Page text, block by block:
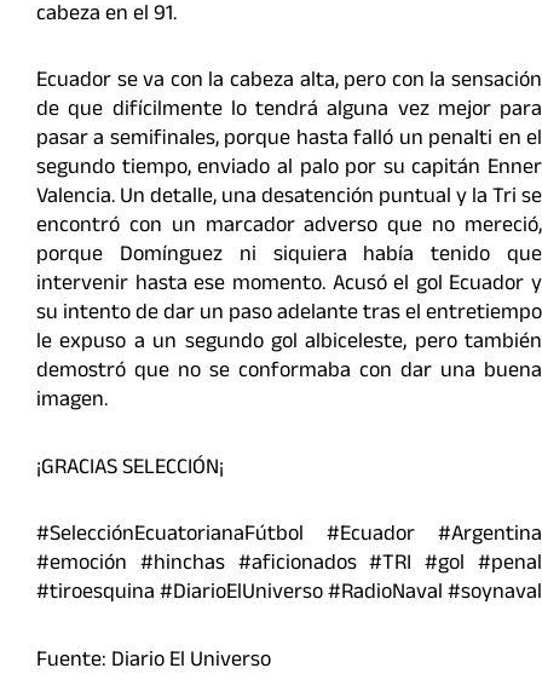
cabeza en el 91.
Ecuador se va con la cabeza alta, pero con la sensación
de que difícilmente lo tendrá alguna vez mejor para
pasar a semifinales, porque hasta falló un penalti en el
segundo tiempo, enviado al palo por su capitán Enner
Valencia. Un detalle, una desatención puntual y la Tri se
encontró con un marcador adverso que no mereció,
porque Domínguez ni siquiera había tenido que
intervenir hasta ese momento. Acusó el gol Ecuador y
su intento de dar un paso adelante tras el entretiempo
le expuso a un segundo gol albiceleste, pero también
demostró que no se conformaba con dar una buena
imagen.
¡GRACIAS SELECCIÓN¡
#SelecciónEcuatorianaFútbol #Ecuador #Argentina
#emoción #hinchas #aficionados #TRI #gol #penal
#tiroesquina #DiarioElUniverso #RadioNaval #soynaval
Fuente: Diario El Universo